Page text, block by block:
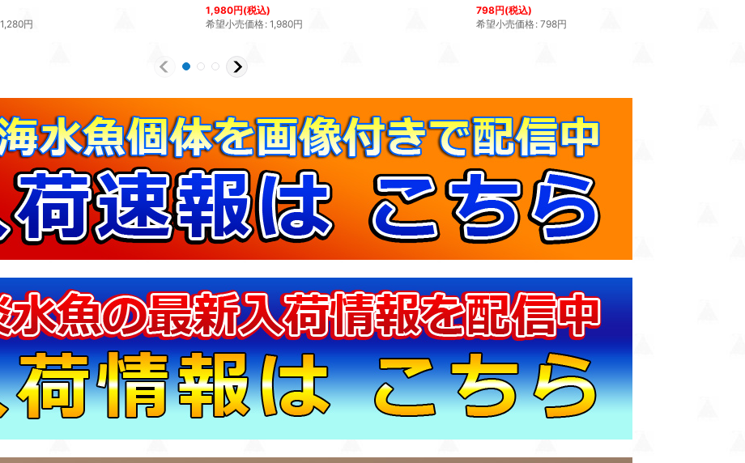
1,280円
1,980円(税込)
希望小売価格: 1,980円
798円(税込)
希望小売価格: 798円